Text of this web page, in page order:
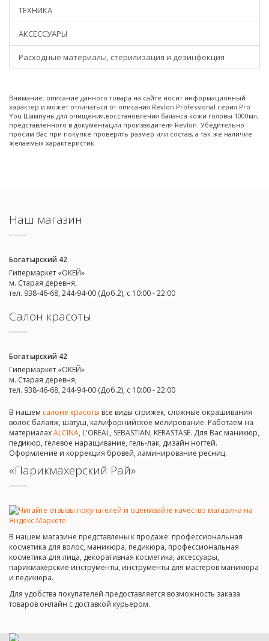
ТЕХНИКА
АКСЕССУАРЫ
Расходные материалы, стерилизация и дезинфекция
Внимание: описание данного товара на сайте носит информационный
характер и может отличаться от описания Revlon Professional серия Pro
You Шампунь для очищения,восстановления баланса кожи головы 1000мл,
представленного в документации производителя Revlon. Убедительно
просим Вас при покупке проверять размер или состав, а так же наличие
желаемых характеристик.
Наш магазин
Богатырский 42
Гипермаркет «ОКЕЙ»
м. Старая деревня,
тел. 938-46-68, 244-94-00 (Доб.2), c 10:00 - 22:00
Салон красоты
Богатырский 42
Гипермаркет «ОКЕЙ»
м. Старая деревня,
тел. 938-46-68, 244-94-00 (Доб.2), c 10:00 - 22:00
В нашем салоне красоты все виды стрижек, сложные окрашивания
волос балаяж, шатуш, калифорнийское мелирование. Работаем на
материалахALCINA, L'OREAL, SEBASTIAN, KERASTASE. Для Вас маникюр,
педикюр, гелевое наращивание, гель-лак, дизайн ногтей.
Оформление и коррекция бровей, ламинирование ресниц.
«Парикмахерский Рай»
В нашем магазине представлены к продаже: профессиональная
косметика для волос, маникюра, педикюра, профессиональная
косметика для лица, декоративная косметика, аксессуары,
парикмахерские инструменты, инструменты для мастеров маникюра
и педикюра.
Для удобства покупателей предоставляется возможность заказа
товаров онлайн с доставкой курьером.